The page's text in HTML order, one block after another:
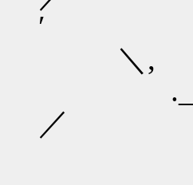
＼,
._